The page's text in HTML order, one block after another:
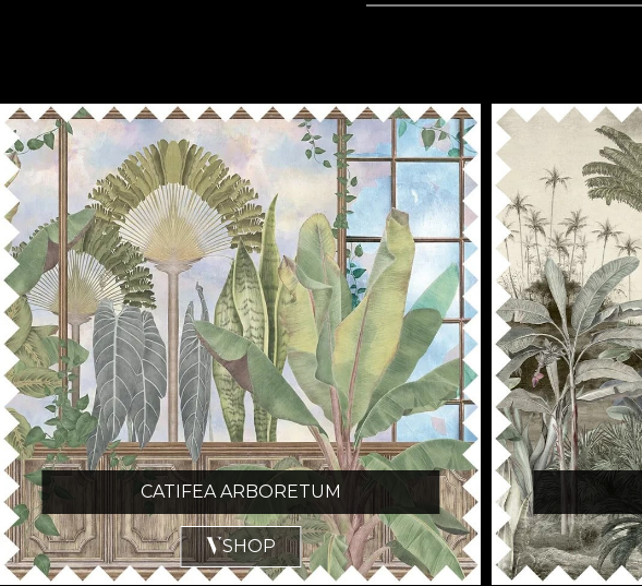
CATIFEA ARBORETUM
SHOP